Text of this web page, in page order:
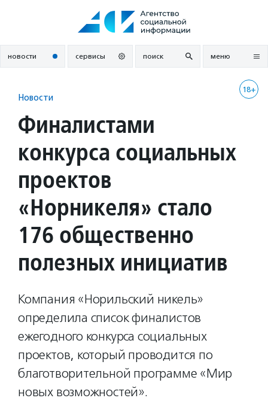
новости сервисы поиск меню
18+
Новости
Финалистами
конкурса социальных
проектов
«Норникеля» стало
176 общественно
полезных инициатив
Компания «Норильский никель»
определила список финалистов
ежегодного конкурса социальных
проектов, который проводится по
благотворительной программе «Мир
новых возможностей».